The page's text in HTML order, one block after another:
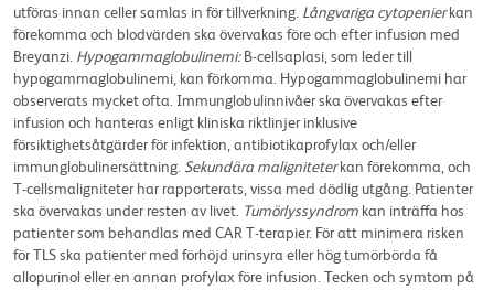
utföras innan celler samlas in för tillverkning. Långvariga cytopenierkan
förekomma och blodvärden ska övervakas före och efter infusion med
Breyanzi. Hypogammaglobulinemi:B-cellsaplasi, som leder till
hypogammaglobulinemi, kan förkomma. Hypogammaglobulinemi har
observerats mycket ofta. Immunglobulinnivåer ska övervakas efter
infusion och hanteras enligt kliniska riktlinjer inklusive
försiktighetsåtgärder för infektion, antibiotikaprofylax och/eller
immunglobulinersättning. Sekundära maligniteterkan förekomma, och
T-cellsmaligniteter har rapporterats, vissa med dödlig utgång. Patienter
ska övervakas under resten av livet. Tumörlyssyndrom kan inträffa hos
patienter som behandlas med CAR T-terapier. För att minimera risken
för TLS ska patienter med förhöjd urinsyra eller hög tumörbörda få
allopurinol eller en annan profylax före infusion. Tecken och symtom på